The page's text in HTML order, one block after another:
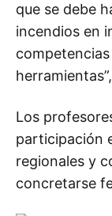
que se debe
incendios en
Los
participación
regionales y
concretarse